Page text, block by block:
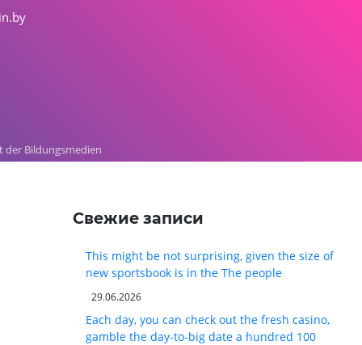
der Bildungsmedien
Свежие записи
This might be not surprising, given the size of
new sportsbook is in the The people
29.06.2026
Each day, you can check out the fresh casino,
gamble the day-to-big date a hundred 100